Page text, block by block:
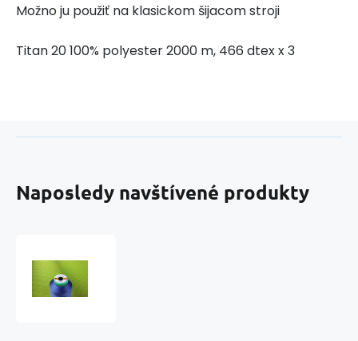
Možno ju použiť na klasickom šijacom stroji
Titan 20 100% polyester 2000 m, 466 dtex x 3
Naposledy navštívené produkty